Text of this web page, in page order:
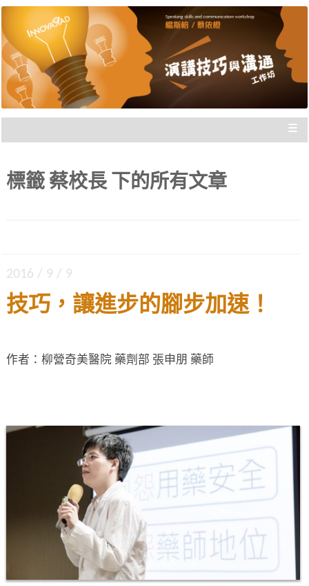
演講技巧與溝通工作坊 |
新思惟國際
楊斯棓與蔡依橙親自講授，理念型
與專業型演講的規劃重點，並有實
際上台互動機會，讓你在與群眾互
≡
標籤 蔡校長下的所有文章
2016 / 9 / 9
技巧，讓進步的腳步加速！
作者：柳營奇美醫院 藥劑部 張申朋 藥師